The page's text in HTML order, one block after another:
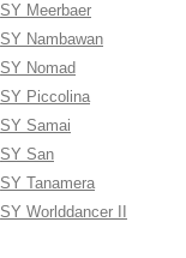
SY Meerbaer
SY Nambawan
SY Nomad
SY Piccolina
SY Samai
SY San
SY Tanamera
SY Worlddancer II